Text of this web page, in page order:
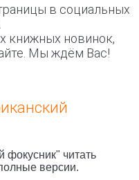
в социальных
книжных новинок,
Мы ждём Вас!
фокусник" читать
версии.